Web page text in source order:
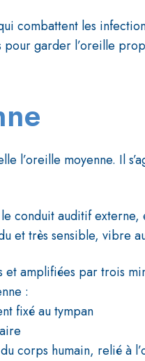
combattent les
garder l’oreille
l’oreille moyenne. Il
conduit auditif
et très sensible, vibre
et amplifiées par trois
:
fixé au tympan
corps humain, relié à